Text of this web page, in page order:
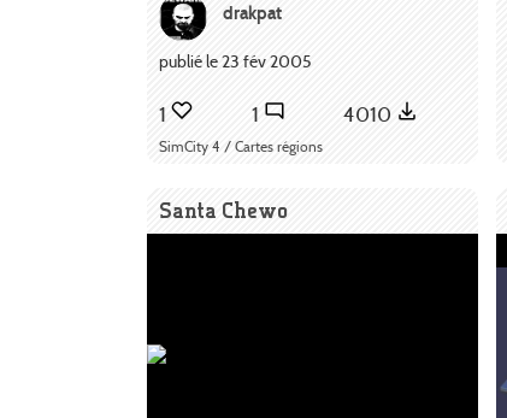
drakpat
publié le 23 fév 2005
1 1 4010
SimCity 4 / Cartes régions
Santa Chewo